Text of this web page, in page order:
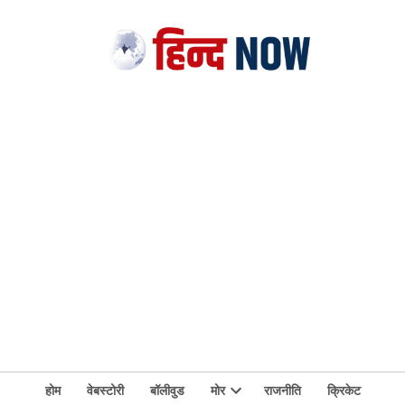
होम वेबस्टोरी बॉलीवुड मोर राजनीति
क्रिकेट